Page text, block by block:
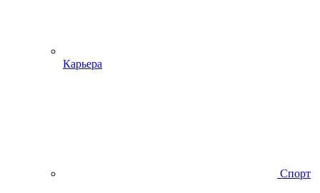
Карьера
Спорт